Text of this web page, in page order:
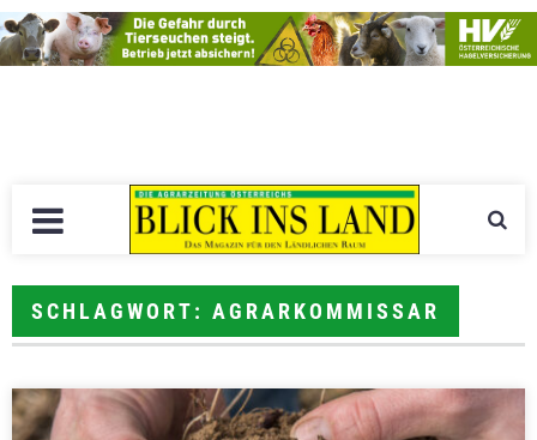
SCHLAGWORT: AGRARKOMMISSAR